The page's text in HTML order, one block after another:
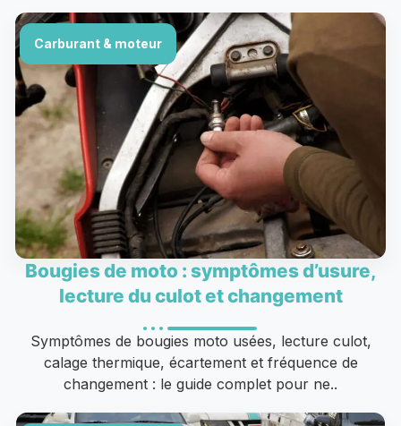
Carburant & moteur
Bougies de moto : symptômes d’usure,
lecture du culot et changement
Symptômes de bougies moto usées, lecture culot,
calage thermique, écartement et fréquence de
changement : le guide complet pour ne..